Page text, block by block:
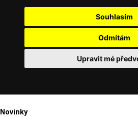
Souhlasím
Odmítám
Upravit mé
Novinky